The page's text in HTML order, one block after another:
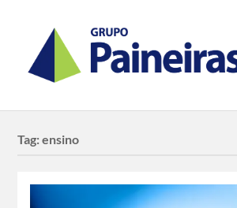
Tag:ensino